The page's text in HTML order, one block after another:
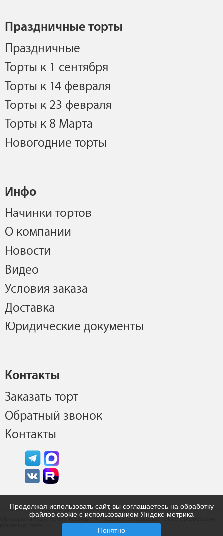
Праздничные торты
Праздничные
Торты к 1 сентября
Торты к 14 февраля
Торты к 23 февраля
Торты к 8 Марта
Новогодние торты
Инфо
Начинки тортов
О компании
Новости
Видео
Условия заказа
Доставка
Юридические документы
Контакты
Заказать торт
Обратный звонок
Контакты
Официальный сайт Рената Агзамова. Копирование материалов только с разрешения
Продолжая использовать сайт, вы соглашаетесь на обработку
файлов cookie с использованием Яндекс-метрика
Понятно